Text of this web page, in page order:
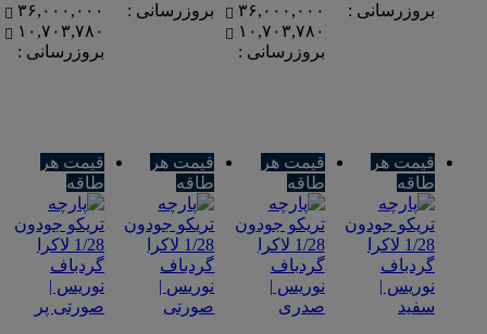
بروزرسانی :
۳۶,۰۰۰,۰۰۰
۱۰,۷۰۳,۷۸۰
بروزرسانی :
بروزرسانی :
۳۶,۰۰۰,۰۰۰
۱۰,۷۰۳,۷۸۰
بروزرسانی :
قیمت هر
طاقه
قیمت هر
طاقه
قیمت هر
طاقه
قیمت هر
طاقه